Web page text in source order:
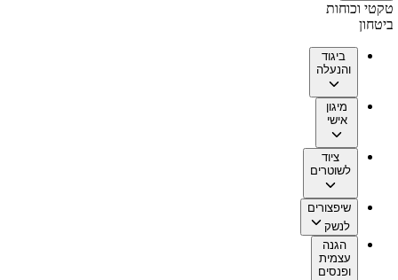
טקטי וכוחות
ביטחון
ביגוד
והנעלה
מיגון
אישי
ציוד
לשוטרים
שיפצורים
לנשק
הגנה
עצמית
ופנסים